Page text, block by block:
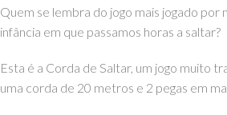
Quem se lembra do jogo mais jogado por
infância em que passamos horas a saltar?
Esta é a Corda de Saltar, um jogo muito
uma corda de 20 metros e 2 pegas em